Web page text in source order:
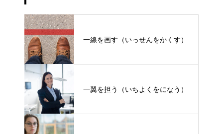
一線を画す（いっせんをかくす）
一翼を担う（いちよくをになう）